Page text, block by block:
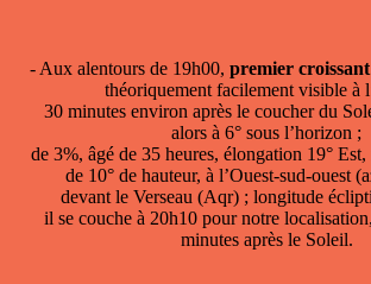
- Aux alentours de 19h00, premier croissant
théoriquement facilement visible à
30 minutes environ après le coucher du
alors à 6° sous l’horizon ;
de 3%, âgé de 35 heures, élongation 19°
de 10° de hauteur, à l’Ouest-sud-ouest
devant le Verseau (Aqr) ; longitude
il se couche à 20h10 pour notre
minutes après le Soleil.